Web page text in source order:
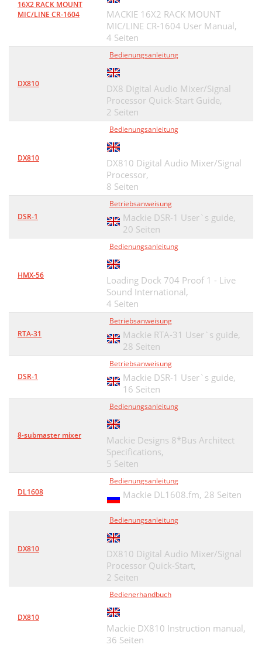
16X2 RACK MOUNT
MIC/LINE CR-1604
MACKIE 16X2 RACK MOUNT
MIC/LINE CR-1604 User Manual,
4 Seiten
DX810
Bedienungsanleitung
DX8 Digital Audio Mixer/Signal
Processor Quick-Start Guide,
2 Seiten
DX810
Bedienungsanleitung
DX810 Digital Audio Mixer/Signal
Processor,
8 Seiten
DSR-1
Betriebsanweisung
Mackie DSR-1 User`s guide,
20 Seiten
HMX-56
Bedienungsanleitung
Loading Dock 704 Proof 1 - Live
Sound International,
4 Seiten
RTA-31
Betriebsanweisung
Mackie RTA-31 User`s guide,
28 Seiten
DSR-1
Betriebsanweisung
Mackie DSR-1 User`s guide,
16 Seiten
8-submaster mixer
Bedienungsanleitung
Mackie Designs 8*Bus Architect
Specifications,
5 Seiten
DL1608
Bedienungsanleitung
Mackie DL1608.fm, 28 Seiten
DX810
Bedienungsanleitung
DX810 Digital Audio Mixer/Signal
Processor Quick-Start,
2 Seiten
DX810
Bedienerhandbuch
Mackie DX810 Instruction manual,
36 Seiten